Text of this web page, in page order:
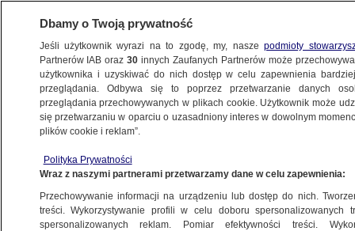
BIZNES
NAJNOWSZE
13.05.2014, 15:27
Udostępnij
Dbamy o Twoją prywatność
Jeśli użytkownik wyrazi na to zgodę, my, naszepodmioty
Partnerów IAB oraz30 innych Zaufanych Partnerów może
użytkownika i uzyskiwać do nich dostęp w celu zapewnienia
przeglądania. Odbywa się to poprzez przetwarzanie danych
przeglądania przechowywanych w plikach cookie. Użytkownik może
się przetwarzaniu w oparciu o uzasadniony interes w dowolnym
plików cookie i reklam”.
Polityka Prywatności
Wraz z naszymi partnerami przetwarzamy dane w celu zapewnienia:
Przechowywanie informacji na urządzeniu lub dostęp do nich.
treści. Wykorzystywanie profili w celu doboru spersonalizowanych
spersonalizowanych reklam. Pomiar efektywności treści.